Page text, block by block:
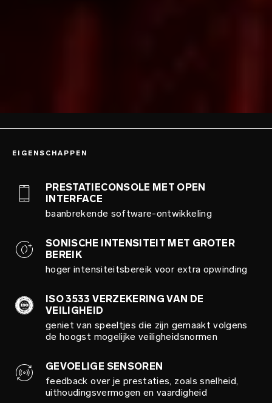
EIGENSCHAPPEN
PRESTATIECONSOLE MET OPEN
INTERFACE
baanbrekende software-ontwikkeling
SONISCHE INTENSITEIT MET GROTER
BEREIK
hoger intensiteitsbereik voor extra opwinding
ISO 3533 VERZEKERING VAN DE
VEILIGHEID
geniet van speeltjes die zijn gemaakt volgens
de hoogst mogelijke veiligheidsnormen
GEVOELIGE SENSOREN
feedback over je prestaties, zoals snelheid,
uithoudingsvermogen en vaardigheid